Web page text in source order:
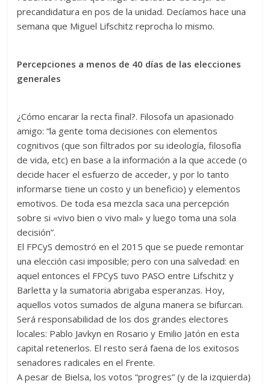
precandidatura en pos de la unidad. Decíamos hace una
semana que Miguel Lifschitz reprocha lo mismo.
Percepciones a menos de 40 días de las elecciones
generales
¿Cómo encarar la recta final?. Filosofa un apasionado
amigo: “la gente toma decisiones con elementos
cognitivos (que son filtrados por su ideología, filosofía
de vida, etc) en base a la información a la que accede (o
decide hacer el esfuerzo de acceder, y por lo tanto
informarse tiene un costo y un beneficio) y elementos
emotivos. De toda esa mezcla saca una percepción
sobre si «vivo bien o vivo mal» y luego toma una sola
decisión”.
El FPCyS demostró en el 2015 que se puede remontar
una elección casi imposible; pero con una salvedad: en
aquel entonces el FPCyS tuvo PASO entre Lifschitz y
Barletta y la sumatoria abrigaba esperanzas. Hoy,
aquellos votos sumados de alguna manera se bifurcan.
Será responsabilidad de los dos grandes electores
locales: Pablo Javkyn en Rosario y Emilio Jatón en esta
capital retenerlos. El resto será faena de los exitosos
senadores radicales en el Frente.
A pesar de Bielsa, los votos “progres” (y de la izquierda)